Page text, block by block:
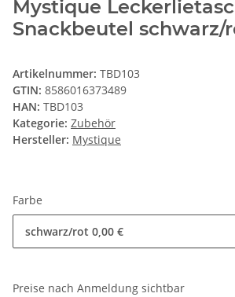
Mystique
Snackbeutel schwarz/
Artikelnummer: TBD103
GTIN: 8586016373489
HAN: TBD103
Kategorie: Zubehör
Hersteller: Mystique
Farbe
schwarz/rot 0,00 €
Preise nach Anmeldung sichtbar